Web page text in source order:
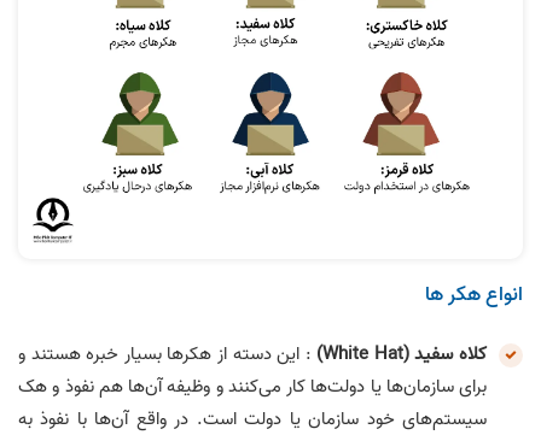
انواع هکر ها
کلاه سفید (White Hat)
: این دسته از هکرها بسیار خبره هستند و
برای سازمان‌ها یا دولت‌ها کار می‌کنند و وظیفه آن‌ها هم نفوذ و هک
سیستم‌های خود سازمان یا دولت است. در واقع آن‌ها با نفوذ به